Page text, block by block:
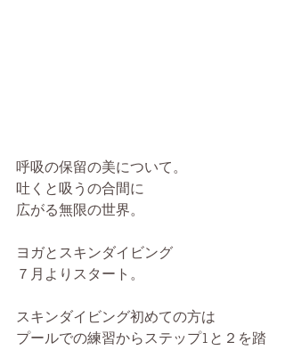
呼吸の保留の美について。
吐くと吸うの合間に
広がる無限の世界。
ヨガとスキンダイビング
７月よりスタート。
スキンダイビング初めての方は
プールでの練習からステップ1と２を踏